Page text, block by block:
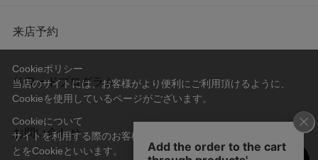
来店予約
リワードプログラム
お問い合わせ
Cookieポリシー
当店のサイトには、お客様がより便利にご利用頂けるように、
Cookieを使用しているページがございます。
Cookieについて
サイトを利用する際のお客様情報をPC上で記録管理する技術のこ
とをCookieといいます。